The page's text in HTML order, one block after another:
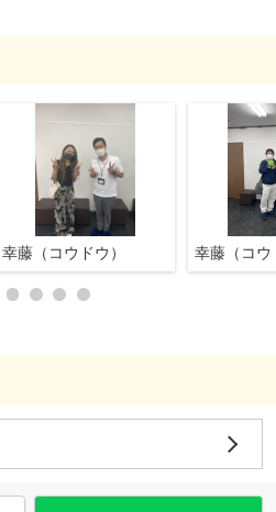
幸藤（コウドウ） 幸藤（コウ